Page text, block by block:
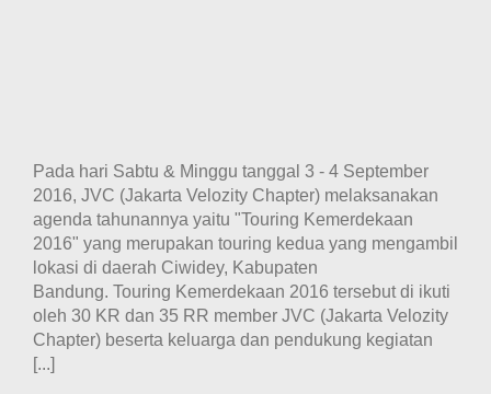
Pada hari Sabtu & Minggu tanggal 3 - 4 September
2016, JVC (Jakarta Velozity Chapter) melaksanakan
agenda tahunannya yaitu "Touring Kemerdekaan
2016" yang merupakan touring kedua yang mengambil
lokasi di daerah Ciwidey, Kabupaten
Bandung. Touring Kemerdekaan 2016 tersebut di ikuti
oleh 30 KR dan 35 RR member JVC (Jakarta Velozity
Chapter) beserta keluarga dan pendukung kegiatan
[...]